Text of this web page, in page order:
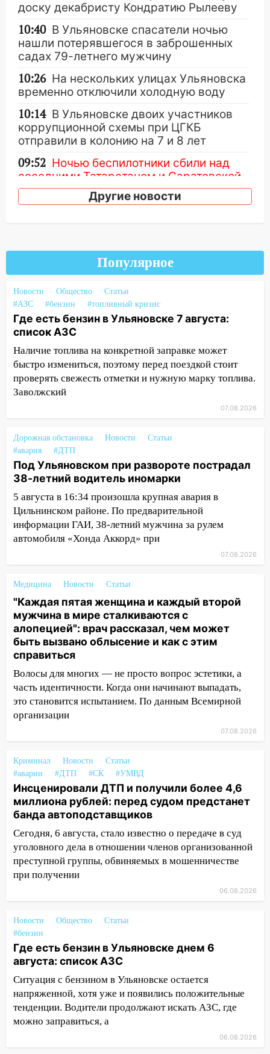
доску декабристу Кондратию Рылееву
10:40 В Ульяновске спасатели ночью
нашли потерявшегося в заброшенных
садах 79-летнего мужчину
10:26 На нескольких улицах Ульяновска
временно отключили холодную воду
10:14 В Ульяновске двоих участников
коррупционной схемы при ЦГКБ
отправили в колонию на 7 и 8 лет
09:52 Ночью беспилотники сбили над
соседними Татарстаном и Саратовской
областью
09:35 В Ульяновске директора фирмы
будут судить за неуплату налогов на 48
млн рублей
08:22
Подросток на питбайке сбил
велосипедистку: пострадали двое
07:20
Жара возвращается: ожидается
знойный и сухой четверг
06:00 Под Ульяновском при развороте
пострадал 38-летний водитель
иномарки
алопецией»: врач рассказал, чем может
быть вызвано облысение и как с этим
справиться
03:30
Гороскоп на 7 августа: пятница
принесет прилив творческой энергии и
отличные шансы исправить старые
ошибки
Ульяновской области
20:04 Ульяновцев приглашают на забег,
посвящённый Дню воздушного флота
России
19:12 В Ульяновской области
руководителя частной компании
наказали за сокрытие прошлого своего
сотрудник
18:02 В Ульяновск едут звезды
оставил в силе приговор руководству
«УльяновскФармации» за махинации на
3,2 млн рублей
16:09 Ветераны легкой атлетики из
Чемпионате России
16:02 В Ульяновской области убрали
более 28% площадей зерновых и
Ульяновской области завели дело на
агрессивную женщину
15:47 На улице Радищева сбили
курьера: крупная авария в Ульяновске
15:15 Проводил до квартиры и ограбил:
новый кавалер женщины оказался
рецидивистом
В Ульяновске ограничат движение
Другие новости
Популярное
Новости Общество
Статьи
#АЗС
#бензин #топливный кризис
Где есть бензин в Ульяновске 7 августа:
список АЗС
Наличие топлива на конкретной заправке может
быстро измениться, поэтому перед поездкой стоит
проверять свежесть отметки и нужную марку топлива.
Заволжский
07.08.2026
Дорожная обстановка Новости
Статьи
#авария
#ДТП
Под Ульяновском при развороте пострадал
38-летний водитель иномарки
5 августа в 16:34 произошла крупная авария в
Цильнинском районе. По предварительной
информации ГАИ, 38-летний мужчина за рулем
автомобиля «Хонда Аккорд» при
07.08.2026
Медицина Новости Статьи
"Каждая пятая женщина и каждый второй
мужчина в мире сталкиваются с
алопецией": врач рассказал, чем может
быть вызвано облысение и как с этим
справиться
Волосы для многих — не просто вопрос эстетики, а
часть идентичности. Когда они начинают выпадать,
это становится испытанием. По данным Всемирной
организации
07.08.2026
Криминал Новости
Статьи
#аварии
#ДТП #СК #УМВД
Инсценировали ДТП и получили более 4,6
миллиона рублей: перед судом предстанет
банда автоподставщиков
Сегодня, 6 августа, стало известно о передаче в суд
уголовного дела в отношении членов организованной
преступной группы, обвиняемых в мошенничестве
при получении
06.08.2026
Новости Общество
Статьи
#бензин
Где есть бензин в Ульяновске днем 6
августа: список АЗС
Ситуация с бензином в Ульяновске остается
напряженной, хотя уже и появились положительные
тенденции. Водители продолжают искать АЗС, где
можно заправиться, а
06.08.2026